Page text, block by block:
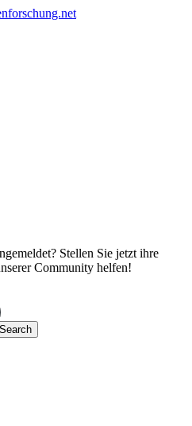
Stellen Sie jetzt ihre
Community helfen!
Search